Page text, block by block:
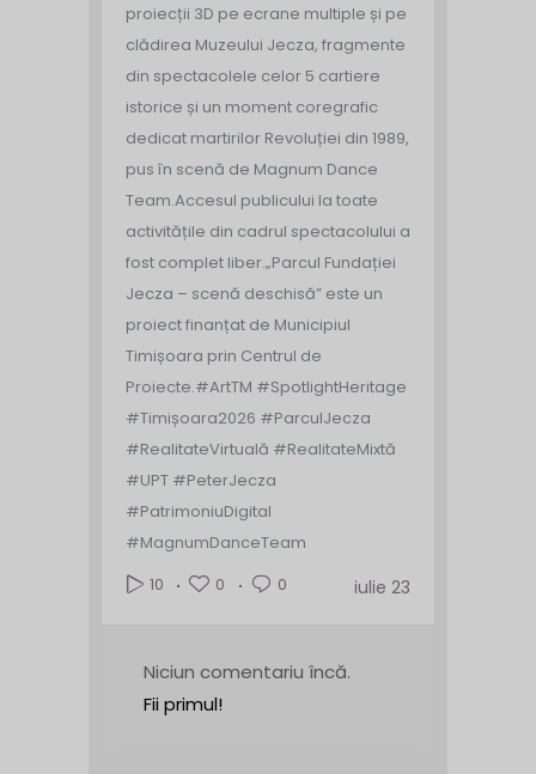
proiecții 3D pe ecrane multiple și pe
clădirea Muzeului Jecza, fragmente
din spectacolele celor 5 cartiere
istorice și un moment coregrafic
dedicat martirilor Revoluției din 1989,
pus în scenă de Magnum Dance
Team.Accesul publicului la toate
activitățile din cadrul spectacolului a
fost complet liber.„Parcul Fundației
Jecza – scenă deschisă” este un
proiect finanțat de Municipiul
Timișoara prin Centrul de
Proiecte.#ArtTM #SpotlightHeritage
#Timișoara2026 #ParculJecza
#RealitateVirtuală #RealitateMixtă
#UPT #PeterJecza
#PatrimoniuDigital
#MagnumDanceTeam
10
0 0 iulie 23
Niciun comentariu încă.
Fii primul!